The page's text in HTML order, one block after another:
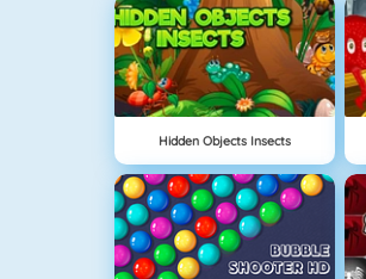
Hidden Objects Insects